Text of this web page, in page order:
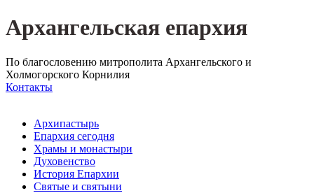
Архангельская епархия
По благословению митрополита Архангельского и
Холмогорского Корнилия
Контакты
Архипастырь
Епархия сегодня
Храмы и монастыри
Духовенство
История Епархии
Святые и святыни